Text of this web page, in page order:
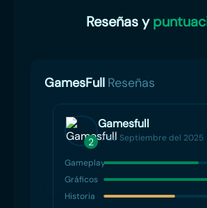
Reseñas y
GamesFull Reseñas
2
Gamesfull
17 de Septiembre del 2025
Gameplay
Gráficos
Historia